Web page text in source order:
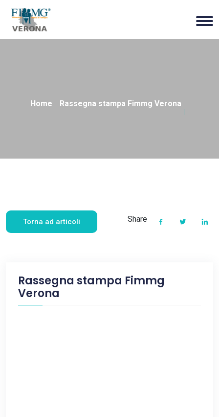
Home Rassegna stampa Fimmg Verona
Torna ad articoli Share
Rassegna stampa Fimmg
Verona